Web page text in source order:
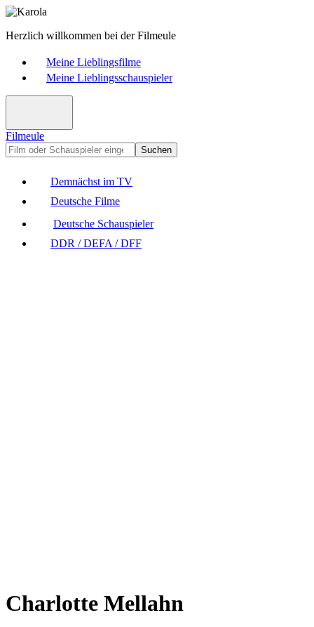
Herzlich willkommen bei der Filmeule
Meine Lieblingsfilme
Meine Lieblingsschauspieler
Filmeule
Suchen
Demnächst im TV
Deutsche Filme
Deutsche Schauspieler
DDR / DEFA / DFF
Charlotte Mellahn